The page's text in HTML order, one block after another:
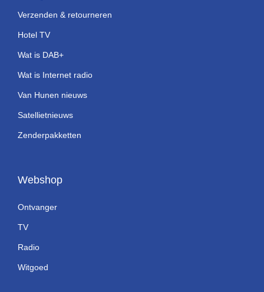
Verzenden & retourneren
Hotel TV
Wat is DAB+
Wat is Internet radio
Van Hunen nieuws
Satellietnieuws
Zenderpakketten
Webshop
Ontvanger
TV
Radio
Witgoed